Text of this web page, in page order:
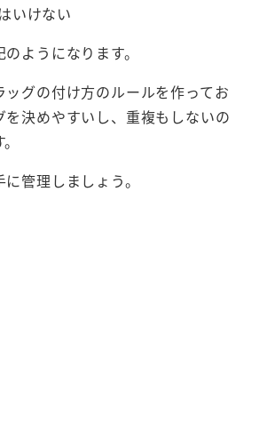
いけない
ようになります。
ッグの付け方のルールを作ってお
を決めやすいし、重複もしないの
管理しましょう。